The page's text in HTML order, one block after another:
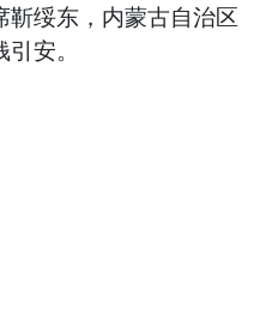
绥东，内蒙古自治区
安。